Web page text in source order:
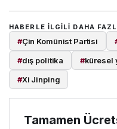
HABERLE ILGILI DAHA
#Çin Komünist Partisi
#dış politika #küresel
#Xi Jinping
Tamamen